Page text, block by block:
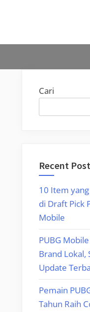
Cari
Recent
10 Item
di Draft Pick
Mobile
PUBG
Brand Lokal,
Update
Pemain
Tahun Raih